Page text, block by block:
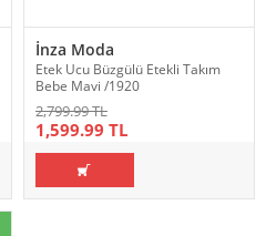
İnza Moda
Etek Ucu Büzgülü Etekli Takım
Bebe Mavi /1920
2,799.99 TL
1,599.99 TL